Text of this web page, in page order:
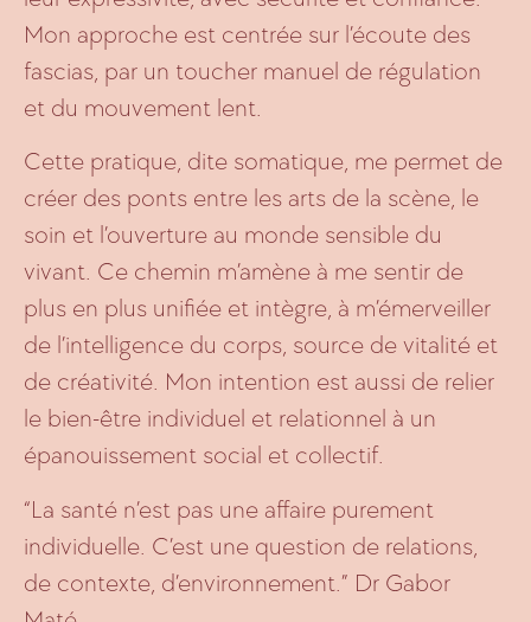
Mon approche est centrée sur l’écoute des
fascias, par un toucher manuel de régulation
et du mouvement lent.
Cette pratique, dite somatique, me permet de
créer des ponts entre les arts de la scène, le
soin et l’ouverture au monde sensible du
vivant. Ce chemin m’amène à me sentir de
plus en plus unifiée et intègre, à m’émerveiller
de l’intelligence du corps, source de vitalité et
de créativité. Mon intention est aussi de relier
le bien-être individuel et relationnel à un
épanouissement social et collectif.
“La santé n’est pas une affaire purement
individuelle. C’est une question de relations,
de contexte, d’environnement.” Dr Gabor